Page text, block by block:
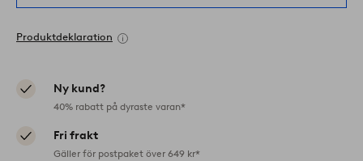
Produktdeklaration
Ny kund?
40% rabatt på dyraste varan*
Fri frakt
Gäller för postpaket över 649 kr*